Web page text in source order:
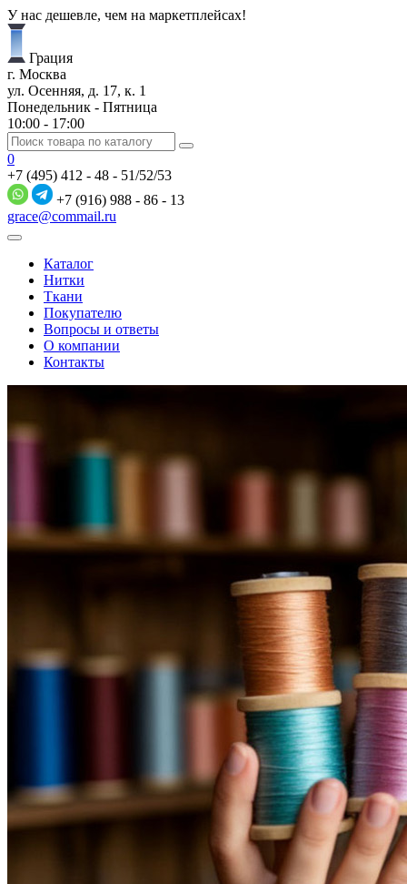
У нас дешевле, чем на маркетплейсах!
Грация
г. Москва
ул. Осенняя, д. 17, к. 1
Понедельник - Пятница
10:00 - 17:00
0
+7 (495) 412 - 48 - 51/52/53
+7 (916) 988 - 86 - 13
grace@commail.ru
Каталог
Нитки
Ткани
Покупателю
Вопросы и ответы
О компании
Контакты